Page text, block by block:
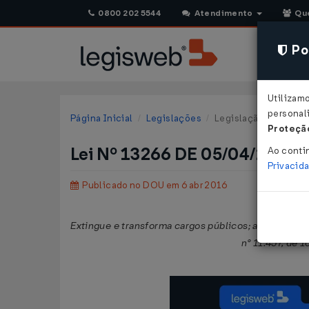
0800 202 5544 Atendimento
Página Inicial Legislações Legislação Federal
Lei Nº 13266 DE 05/04/2016
Publicado no DOU em 6 abr 2016
Extingue e transforma cargos públicos; altera a Lei
n° 11.457, de
Ao